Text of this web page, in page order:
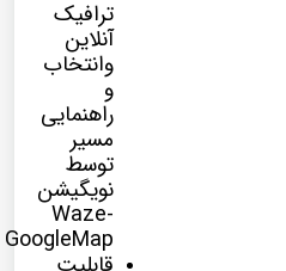
ترافیک
آنلاین
وانتخاب
و
راهنمایی
مسیر
توسط
نویگیشن
Waze-
GoogleMap